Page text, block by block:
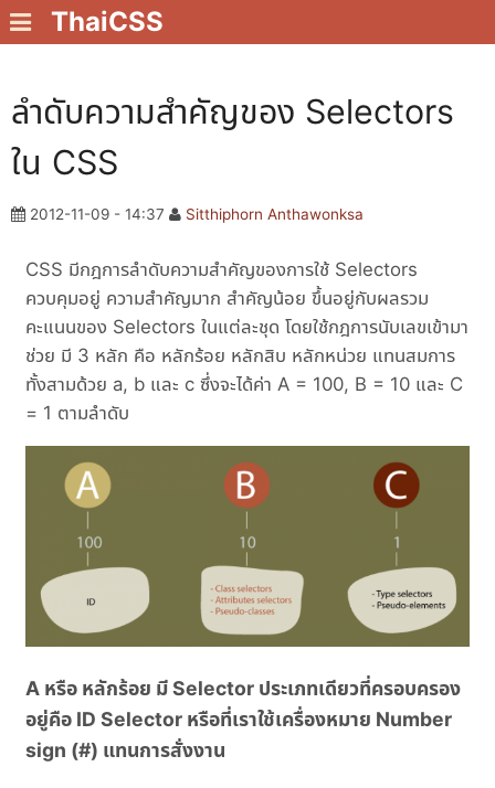
ThaiCSS
ลำดับความสำคัญของ Selectors
ใน CSS
2012-11-09 - 14:37 Sitthiphorn Anthawonksa
CSS มีกฎการลำดับความสำคัญของการใช้ Selectors
ควบคุมอยู่ ความสำคัญมาก สำคัญน้อย ขึ้นอยู่กับผลรวม
คะแนนของ Selectors ในแต่ละชุด โดยใช้กฎการนับเลขเข้ามา
ช่วย มี 3 หลัก คือ หลักร้อย หลักสิบ หลักหน่วย แทนสมการ
ทั้งสามด้วย a, b และ c ซึ่งจะได้ค่า A = 100, B = 10 และ C
= 1 ตามลำดับ
A หรือ หลักร้อย มี Selector ประเภทเดียวที่ครอบครอง
อยู่คือ ID Selector หรือที่เราใช้เครื่องหมาย Number
sign (#) แทนการสั่งงาน